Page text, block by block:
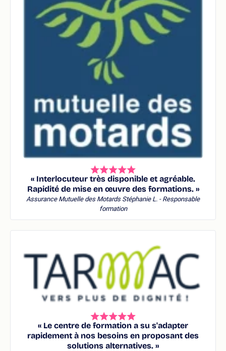
« Interlocuteur très disponible et agréable.
Rapidité de mise en œuvre des formations. »
Assurance Mutuelle des Motards Stéphanie L. - Responsable
formation
« Le centre de formation a su s'adapter
rapidement à nos besoins en proposant des
solutions alternatives. »